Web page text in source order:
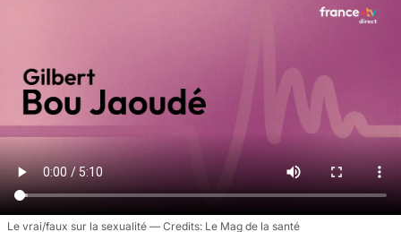
Le vrai/faux sur la sexualité Le Mag de la santé